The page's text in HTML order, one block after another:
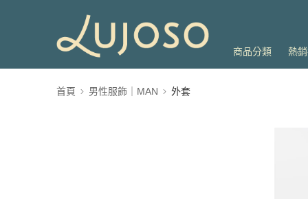
商品分類 熱
首頁 男性服飾｜MAN 外套